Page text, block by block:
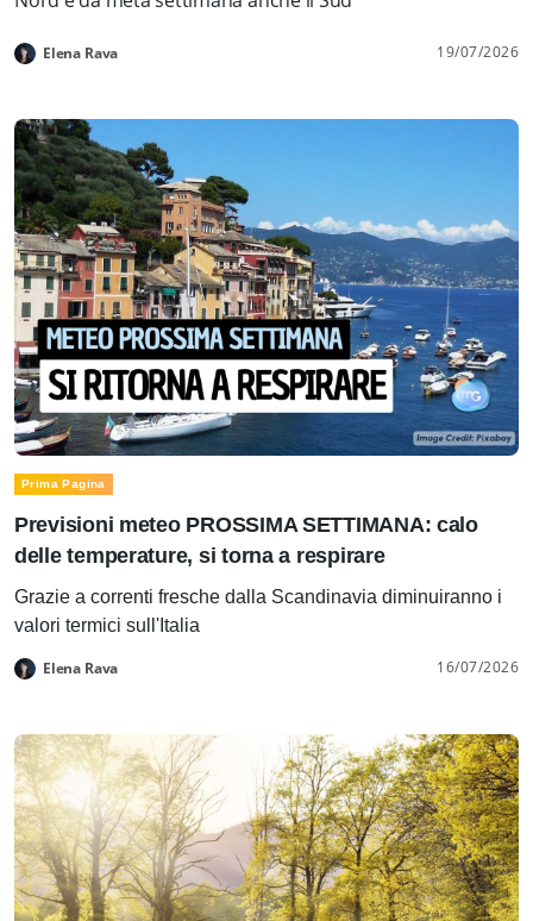
Elena Rava 19/07/2026
Prima Pagina
Previsioni meteo PROSSIMA SETTIMANA: calo
delle temperature, si torna a respirare
Grazie a correnti fresche dalla Scandinavia diminuiranno i
valori termici sull'Italia
Elena Rava 16/07/2026